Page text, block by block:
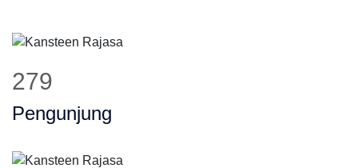
349
Pengunjung